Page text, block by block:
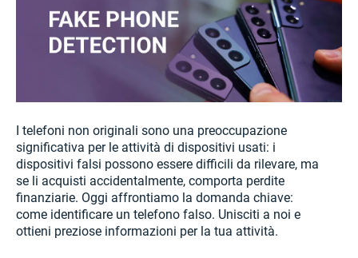
I telefoni non originali sono una preoccupazione
significativa per le attività di dispositivi usati: i
dispositivi falsi possono essere difficili da rilevare, ma
se li acquisti accidentalmente, comporta perdite
finanziarie. Oggi affrontiamo la domanda chiave:
come identificare un telefono falso. Unisciti a noi e
ottieni preziose informazioni per la tua attività.